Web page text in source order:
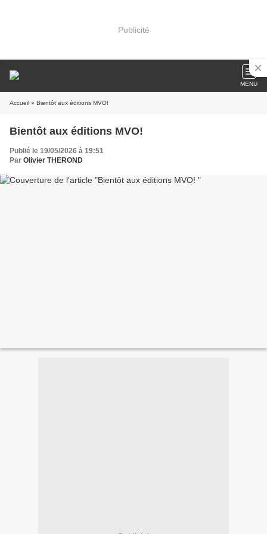
Publicité
MENU
Accueil » Bientôt aux éditions MVO!
Bientôt aux éditions MVO!
Publié le 19/05/2026 à 19:51
Par Olivier THEROND